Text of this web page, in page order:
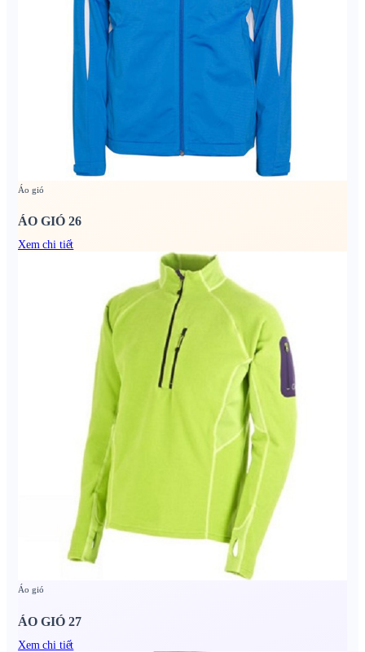
Áo gió
ÁO GIÓ 26
Xem chi tiết
Áo gió
ÁO GIÓ 27
Xem chi tiết